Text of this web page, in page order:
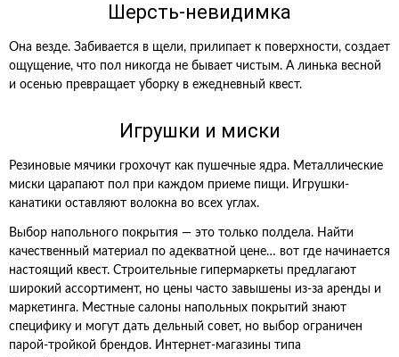
Шерсть-невидимка
Она везде. Забивается в щели, прилипает к поверхности, создает
ощущение, что пол никогда не бывает чистым. А линька весной
и осенью превращает уборку в ежедневный квест.
Игрушки и миски
Резиновые мячики грохочут как пушечные ядра. Металлические
миски царапают пол при каждом приеме пищи. Игрушки-
канатики оставляют волокна во всех углах.
Выбор напольного покрытия — это только полдела. Найти
качественный материал по адекватной цене… вот где начинается
настоящий квест. Строительные гипермаркеты предлагают
широкий ассортимент, но цены часто завышены из-за аренды и
маркетинга. Местные салоны напольных покрытий знают
специфику и могут дать дельный совет, но выбор ограничен
парой-тройкой брендов. Интернет-магазины типа